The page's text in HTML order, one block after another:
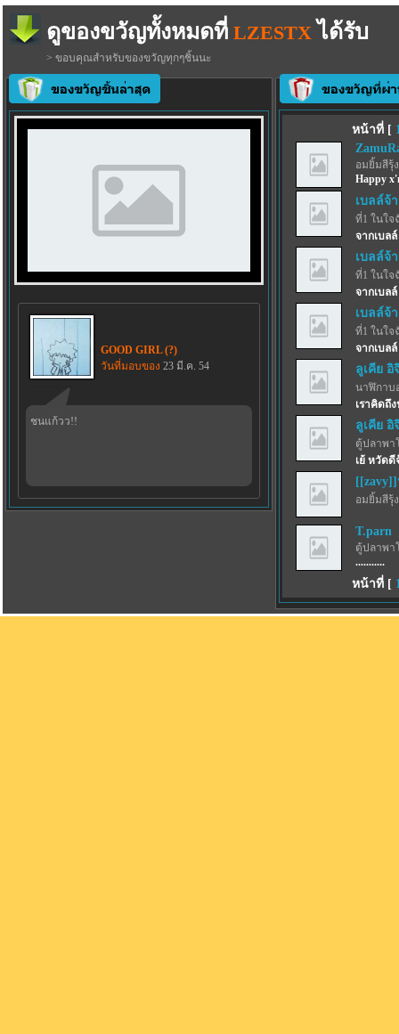
ดูของขวัญทั้งหมดที่ LZESTX ได้รับ
> ขอบคุณสำหรับของขวัญทุกๆชิ้นนะ
GOOD GIRL (?)
วันที่มอบของ 23 มี.ค. 54
ชนแก้วว!!
หน้าที่ [
อมยิ้มสีรุ้ง
Happy
เบลล์จ้า
ที่1 ในใจ
จากเบลล์
เบลล์จ้า
ที่1 ในใจ
จากเบลล์
เบลล์จ้า
ที่1 ในใจ
จากเบลล์
ลูเคีย อิ
นาฬิกาบ
เราคิดถึ
ลูเคีย อิ
ตู้ปลาพา
เย้ หวัดดี
อมยิ้มสีรุ้ง
T.parn
ตู้ปลาพา
...........
หน้าที่ [